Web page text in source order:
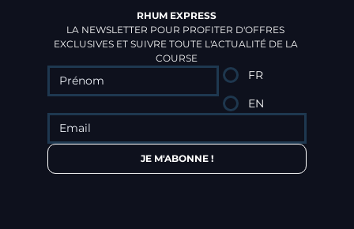
RHUM EXPRESS
LA NEWSLETTER POUR PROFITER D'OFFRES
EXCLUSIVES ET SUIVRE TOUTE L'ACTUALITÉ DE LA
COURSE
FR
EN
JE M'ABONNE !